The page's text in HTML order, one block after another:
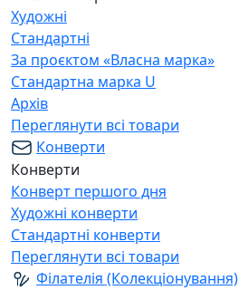
Художні
Стандартні
За проєктом «Власна марка»
Стандартна марка U
Архів
Переглянути всі товари
Конверти
Конверти
Конверт першого дня
Художні конверти
Стандартні конверти
Переглянути всі товари
Філателія (Колекціонування)